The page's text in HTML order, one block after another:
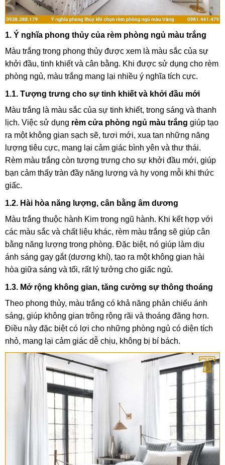
1. Ý nghĩa phong thủy của rèm phòng ngủ màu trắng
Màu trắng trong phong thủy được xem là màu sắc của sự
khởi đầu, tinh khiết và cân bằng. Khi được sử dụng cho rèm
phòng ngủ, màu trắng mang lại nhiều ý nghĩa tích cực.
1.1. Tượng trưng cho sự tinh khiết và khởi đầu mới
Màu trắng là màu sắc của sự tinh khiết, trong sáng và thanh
lịch. Việc sử dụng rèm cửa phòng ngủ màu trắng giúp tạo
ra một không gian sạch sẽ, tươi mới, xua tan những năng
lượng tiêu cực, mang lại cảm giác bình yên và thư thái.
Rèm màu trắng còn tượng trưng cho sự khởi đầu mới, giúp
bạn cảm thấy tràn đầy năng lượng và hy vọng mỗi khi thức
giấc.
1.2. Hài hòa năng lượng, cân bằng âm dương
Màu trắng thuộc hành Kim trong ngũ hành. Khi kết hợp với
các màu sắc và chất liệu khác, rèm màu trắng sẽ giúp cân
bằng năng lượng trong phòng. Đặc biệt, nó giúp làm dịu
ánh sáng gay gắt (dương khí), tạo ra một không gian hài
hòa giữa sáng và tối, rất lý tưởng cho giấc ngủ.
1.3. Mở rộng không gian, tăng cường sự thông thoáng
Theo phong thủy, màu trắng có khả năng phản chiếu ánh
sáng, giúp không gian trông rộng rãi và thoáng đãng hơn.
Điều này đặc biệt có lợi cho những phòng ngủ có diện tích
nhỏ, mang lại cảm giác dễ chịu, không bị bí bách.